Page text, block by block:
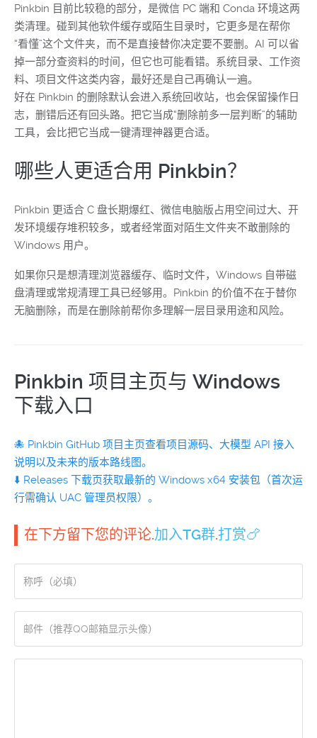
Pinkbin 目前比较稳的部分，是微信 PC 端和 Conda 环境这两
类清理。碰到其他软件缓存或陌生目录时，它更多是在帮你
“看懂”这个文件夹，而不是直接替你决定要不要删。AI 可以省
掉一部分查资料的时间，但它也可能看错。系统目录、工作资
料、项目文件这类内容，最好还是自己再确认一遍。
好在 Pinkbin 的删除默认会进入系统回收站，也会保留操作日
志，删错后还有回头路。把它当成“删除前多一层判断”的辅助
工具，会比把它当成一键清理神器更合适。
哪些人更适合用 Pinkbin？
Pinkbin 更适合 C 盘长期爆红、微信电脑版占用空间过大、开
发环境缓存堆积较多，或者经常面对陌生文件夹不敢删除的
Windows 用户。
如果你只是想清理浏览器缓存、临时文件，Windows 自带磁
盘清理或常规清理工具已经够用。Pinkbin 的价值不在于替你
无脑删除，而是在删除前帮你多理解一层目录用途和风险。
Pinkbin 项目主页与 Windows
下载入口
🐙 Pinkbin GitHub 项目主页查看项目源码、大模型 API 接入
说明以及未来的版本路线图。
⬇️ Releases 下载页获取最新的 Windows x64 安装包（首次运
行需确认 UAC 管理员权限）。
在下方留下您的评论.加入TG群.打赏🍗